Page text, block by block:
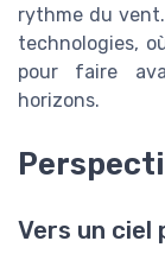
rythme du
technologies,
pour faire
horizons.
Vers un ciel